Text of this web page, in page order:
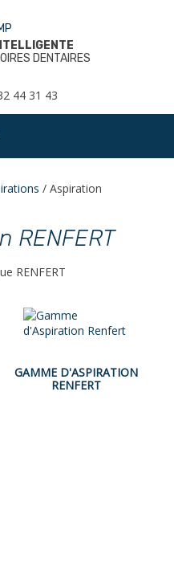
DENTAIRES
44 31 43
/ Aspiration
RENFERT
RENFERT
GAMME D'ASPIRATION
RENFERT